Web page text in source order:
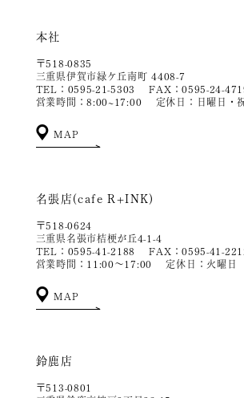
本社
〒518-0835
三重県伊賀市緑ケ丘南町 4408-7
TEL：0595-21-5303
FAX：0595-24-
営業時間：8:00~17:00
定休日：日曜日・
MAP
名張店(cafe R+INK)
〒518-0624
三重県名張市桔梗が丘4-1-4
TEL：0595-41-2188
FAX：0595-41-
営業時間：11:00～17:00
定休日：火曜日
MAP
鈴鹿店
〒513-0801